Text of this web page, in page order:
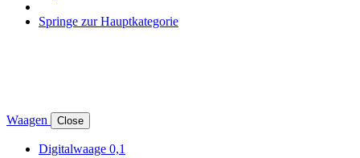
Springe zur Hauptkategorie
Waagen Close
Digitalwaage 0,1